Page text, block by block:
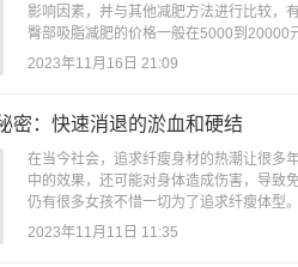
影响因素，并与其他减肥方法进行比较，
臀部吸脂减肥的价格一般在5000到20000
2023年11月16日 21:09
密：快速消退的淤血和硬结
在当今社会，追求纤瘦身材的热潮让很多
中的效果，还可能对身体造成伤害，导致
仍有很多女孩不惜一切为了追求纤瘦体型
2023年11月11日 11:35